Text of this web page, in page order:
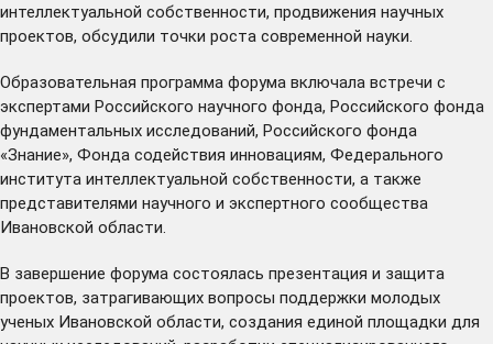
интеллектуальной собственности, продвижения научных
проектов, обсудили точки роста современной науки.
Образовательная программа форума включала встречи с
экспертами Российского научного фонда, Российского фонда
фундаментальных исследований, Российского фонда
«Знание», Фонда содействия инновациям, Федерального
института интеллектуальной собственности, а также
представителями научного и экспертного сообщества
Ивановской области.
В завершение форума состоялась презентация и защита
проектов, затрагивающих вопросы поддержки молодых
ученых Ивановской области, создания единой площадки для